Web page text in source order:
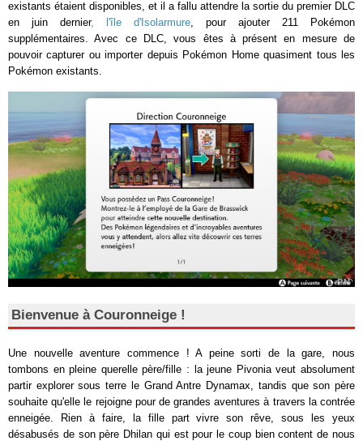
existants étaient disponibles, et il a fallu attendre la sortie du premier DLC
en juin dernier, l'île d'Isolarmure, pour ajouter 211 Pokémon
supplémentaires. Avec ce DLC, vous êtes à présent en mesure de
pouvoir capturer ou importer depuis Pokémon Home quasiment tous les
Pokémon existants.
Bienvenue à Couronneige !
Une nouvelle aventure commence ! A peine sorti de la gare, nous
tombons en pleine querelle père/fille : la jeune Pivonia veut absolument
partir explorer sous terre le Grand Antre Dynamax, tandis que son père
souhaite qu'elle le rejoigne pour de grandes aventures à travers la contrée
enneigée. Rien à faire, la fille part vivre son rêve, sous les yeux
désabusés de son père Dhilan qui est pour le coup bien content de nous